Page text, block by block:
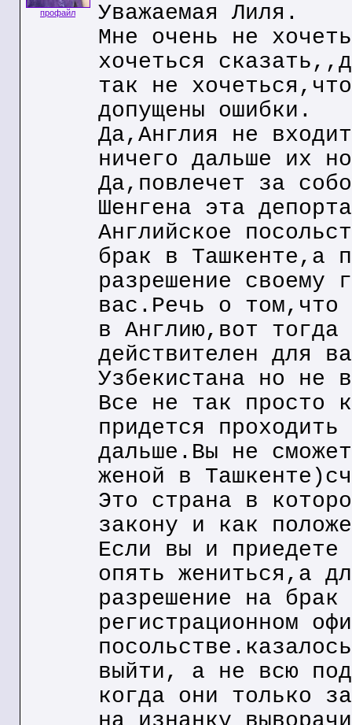
профайл
Уважаемая Лиля.
Мне очень не
хочеться
так не
допущены ошибки.
Да,Англия не
ничего дальше их
Да,повлечет за
Шенгена эта
Английское
брак в Ташкенте,а
разрешение своему
вас.Речь о том,что
в Англию,вот
действителен для
Узбекистана но не
Все не так просто
придется
дальше.Вы не
женой в
Это страна в
закону и как
Если вы и
опять жениться,а
разрешение на
регистрационном
выйти, а не всю
когда они только